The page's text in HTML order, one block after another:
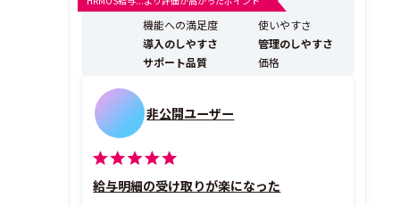
機能への満足度
使いやすさ
導入のしやすさ
管理のしやすさ
サポート品質
価格
非公開ユーザー
給与明細の受け取りが楽になった